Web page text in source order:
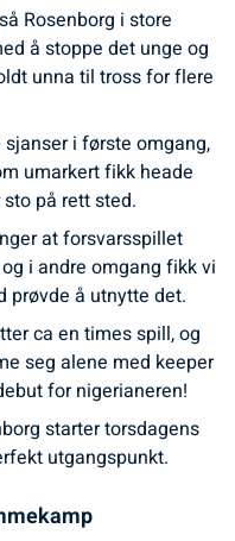
Rosenborg i store
å stoppe det unge og
unna til tross for flere
i første omgang,
umarkert fikk heade
på rett sted.
at forsvarsspillet
i andre omgang fikk vi
prøvde å utnytte det.
ca en times spill, og
seg alene med keeper
for nigerianeren!
starter torsdagens
utgangspunkt.